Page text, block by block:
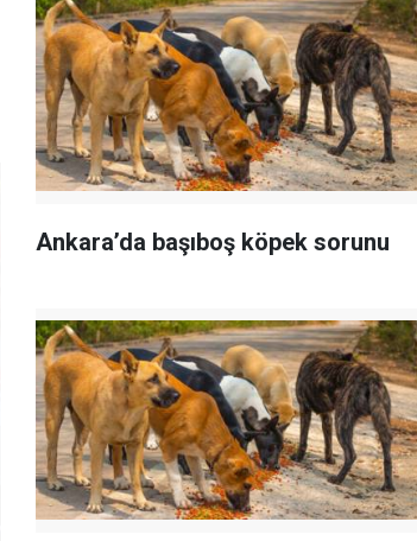
Ankara’da başıboş köpek sorunu